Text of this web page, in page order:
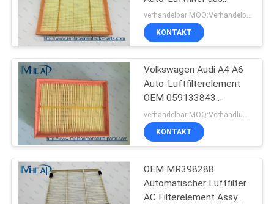
SITEMAP
PRIVACY
POLICY
Selbstzündspule
117
Autoteile Honda
269
Papier,
Motorluftfilterelement
BMW
verhandelbar MOQ:Verhandelbar
KONTAKT
Volkswagen Audi A4 A6
Auto-Luftfilterelement
OEM 059133843
059133843A
verhandelbar MOQ:Verhandlungsfähig
KONTAKT
OEM MR398288
Automatischer Luftfilter
AC Filterelement Assy